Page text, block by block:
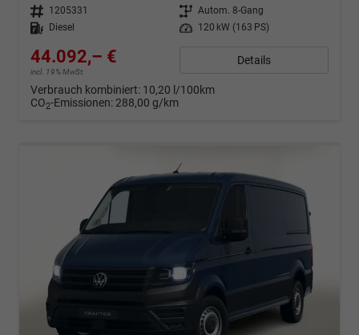
Fahrzeugnr. 1205331 Getriebe Autom. 8-Gang
Kraftstoff
Diesel Leistung 120 kW (163 PS)
44.092,– €
incl. 19% MwSt.
Details
Verbrauch kombiniert: 10,20 l/100km
CO2-Emissionen: 288,00 g/km